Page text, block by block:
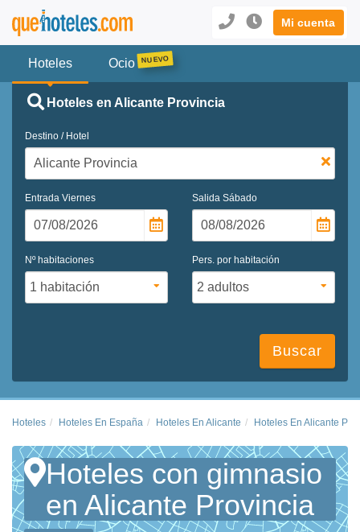
Mi cuenta
Hoteles Ocio
Hoteles en Alicante Provincia
Destino / Hotel
Entrada Viernes Salida Sábado
Nº habitaciones Pers. por habitación
Buscar
Hoteles Hoteles En España Hoteles En Alicante Hoteles En Alicante
Hoteles con gimnasio
en Alicante Provincia